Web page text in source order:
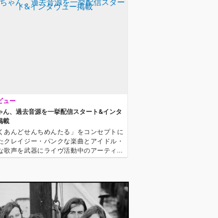
ュー
ん、過去音源を一挙配信スタート&インタ
載
あんどせんちめんたる」をコンセプトに
クレイジー・パンクな楽曲とアイドル・
歌声を武器にライヴ活動中のアーティス
ちゃん。ライヴでお客さんたちに反復横